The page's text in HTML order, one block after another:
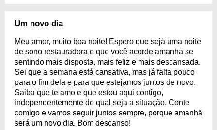
Um novo dia
Meu amor, muito boa noite! Espero que seja uma noite
de sono restauradora e que você acorde amanhã se
sentindo mais disposta, mais feliz e mais descansada.
Sei que a semana está cansativa, mas já falta pouco
para o fim dela e para que estejamos juntos de novo.
Saiba que te amo e que estou aqui contigo,
independentemente de qual seja a situação. Conte
comigo e vamos seguir juntos sempre, porque amanhã
será um novo dia. Bom descanso!